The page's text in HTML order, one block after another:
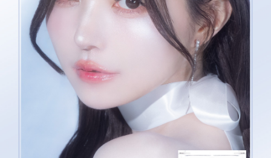
美容保湿成分をたっぷり含んだしっとり質感で
パウダーなのに粉浮きせずに高密着
パラベンフリー アルコールフリー 鉱物油フリー
※メイクアップによる視覚効果